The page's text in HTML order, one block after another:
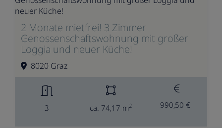
2 Monate mietfrei! 3 Zimmer
Genossenschaftswohnung mit großer
Loggia und neuer Küche!
8020 Graz
3 ca. 74,17 m2 990,50 €